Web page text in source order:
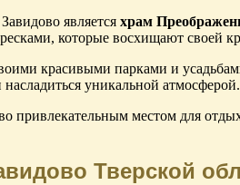
является храм
которые восхищают своей
красивыми парками и
уникальной атмосферой.
привлекательным местом для
Тверской